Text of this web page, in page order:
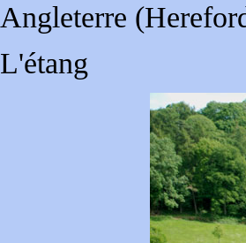
Angleterre
L'étang